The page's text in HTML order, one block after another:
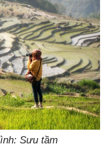
Sưu tầm